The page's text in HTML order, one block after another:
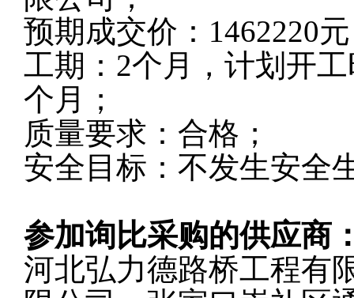
预期成交价： 1462220元
工期：2个月，计划开
个月；
质量要求：合格；
安全目标：不发生安全
参加询比采购的供应商
河北弘力德路桥工程有